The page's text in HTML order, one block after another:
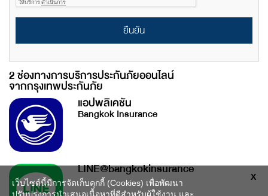
ยืนยัน
2 ช่องทางการบริการประกันภัยออนไลน์
จากกรุงเทพประกันภัย
แอปพลิเคชัน
Bangkok Insurance
LINE@bangkokinsurance X
เว็บไซต์นี้มีการจัดเก็บคุกกี้ (Cookies) เพื่อพัฒนา